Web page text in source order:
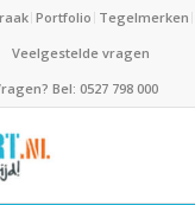
Portfolio Tegelmerken
Veelgestelde vragen
Bel: 0527 798 000